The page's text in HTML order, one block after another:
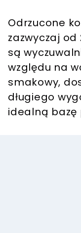
Odrzucone
zazwyczaj od
są
względu na
smakowy,
długiego
idealną bazę